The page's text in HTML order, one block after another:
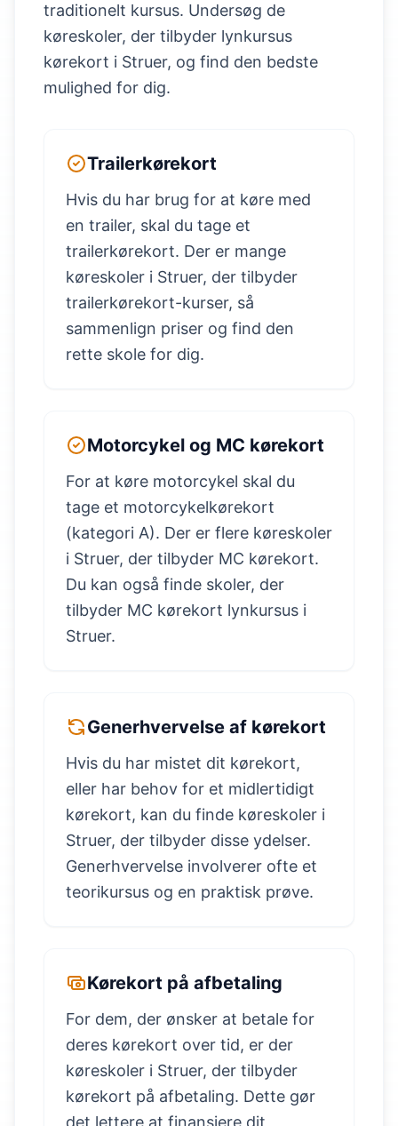
traditionelt kursus. Undersøg de
køreskoler, der tilbyder lynkursus
kørekort i Struer, og find den bedste
mulighed for dig.
Trailerkørekort
Hvis du har brug for at køre med
en trailer, skal du tage et
trailerkørekort. Der er mange
køreskoler i Struer, der tilbyder
trailerkørekort-kurser, så
sammenlign priser og find den
rette skole for dig.
Motorcykel og MC kørekort
For at køre motorcykel skal du
tage et motorcykelkørekort
(kategori A). Der er flere køreskoler
i Struer, der tilbyder MC kørekort.
Du kan også finde skoler, der
tilbyder MC kørekort lynkursus i
Struer.
Generhvervelse af kørekort
Hvis du har mistet dit kørekort,
eller har behov for et midlertidigt
kørekort, kan du finde køreskoler i
Struer, der tilbyder disse ydelser.
Generhvervelse involverer ofte et
teorikursus og en praktisk prøve.
Kørekort på afbetaling
For dem, der ønsker at betale for
deres kørekort over tid, er der
køreskoler i Struer, der tilbyder
kørekort på afbetaling. Dette gør
det lettere at finansiere dit